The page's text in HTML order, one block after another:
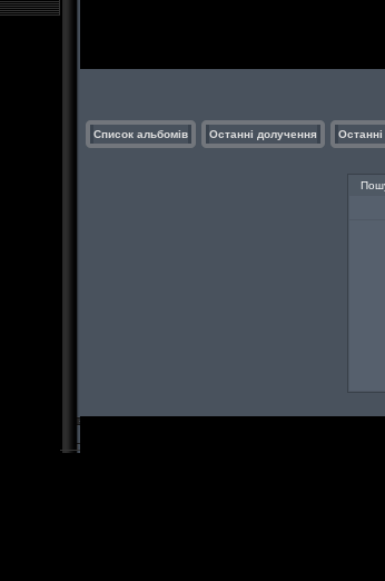
Список альбомів Останні долучення Останні